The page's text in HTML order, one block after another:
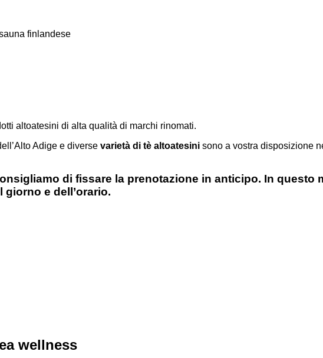
finlandese
altoatesini di alta qualità di marchi rinomati.
Adige e diverse varietà di tè altoatesini sono a vostra disposizione
di fissare la prenotazione in anticipo. In questo
e dell’orario.
wellness